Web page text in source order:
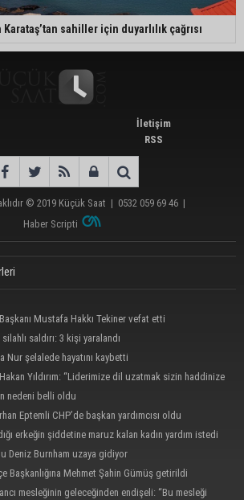
sahiller için duyarlılık çağrısı
İletişim
RSS
© 2019 Küçük Saat | 0532 059 69 46 |
Haber Scripti
Mustafa Hakkı Tekiner vefat etti
saldırı: 3 kişi yaralandı
Nur şelalede hayatını kaybetti
Yıldırım: “Liderimize dil uzatmak sizin haddinize
nedeni belli oldu
Eptemli CHP’de başkan yardımcısı oldu
erkeğin şiddetine maruz kalan kadın yardım istedi
Deniz Burnham uzaya gidiyor
Başkanlığına Mehmet Şahin Gümüş getirildi
mesleğinin geleceğinden endişeli: “Bu mesleği